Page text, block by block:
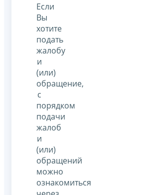
Если
Вы
хотите
подать
жалобу
и
(или)
обращение,
с
порядком
подачи
жалоб
и
(или)
обращений
можно
ознакомиться